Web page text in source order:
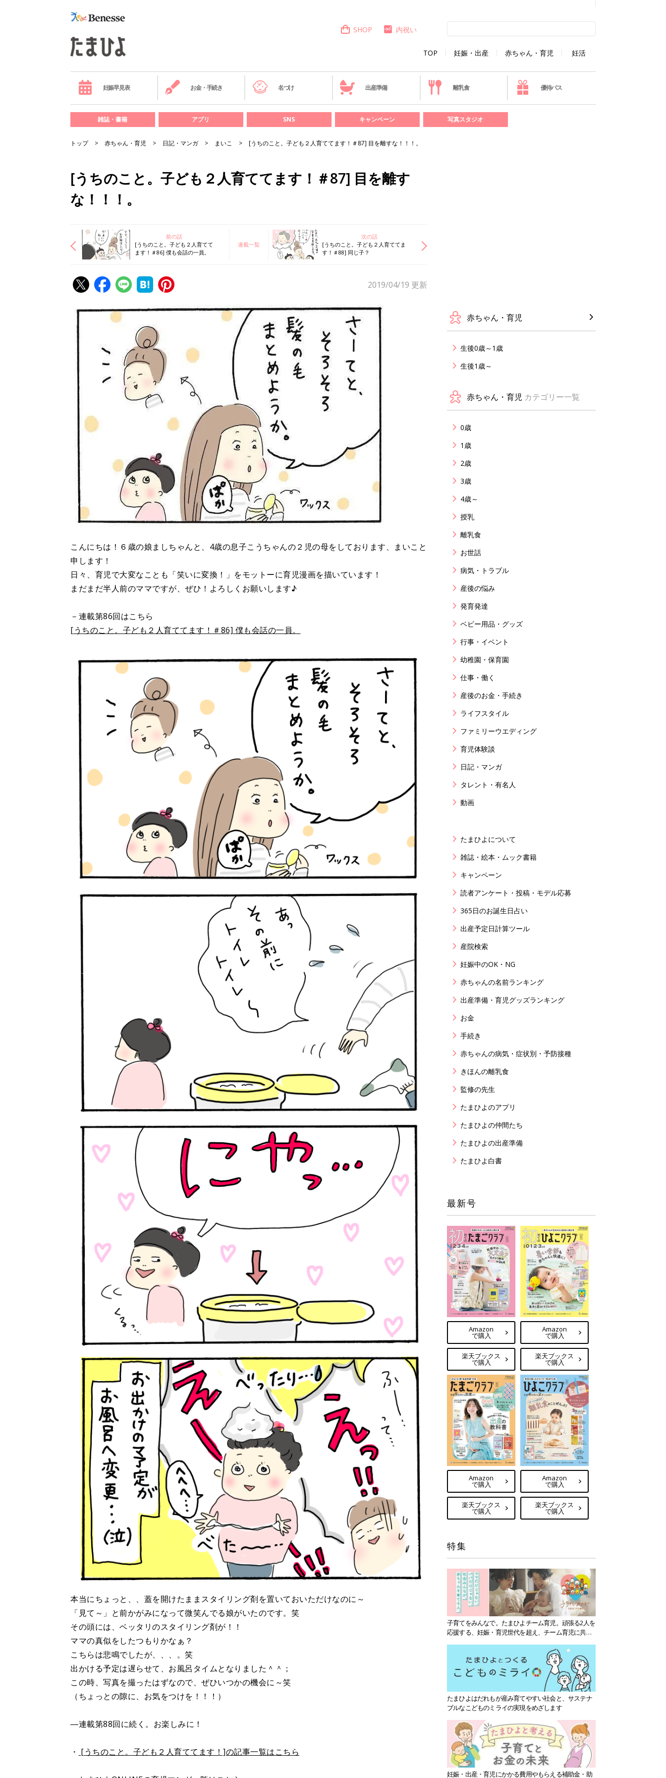
TOP 妊娠・出産 赤ちゃん・育児 妊活
SHOP 内祝い
妊娠早見表 お金・手続き 名づけ 出産準備 離乳食 優待パス
雑誌・書籍 アプリ SNS キャンペーン 写真スタジオ
トップ 赤ちゃん・育児 日記・マンガ まいこ [うちのこと。子ども２人育ててます！＃87] 目を離すな！！！。
[うちのこと。子ども２人育ててます！＃87] 目を離す
な！！！。
前の話
[うちのこと。子ども２人育てて
ます！＃86] 僕も会話の一員。
連載一覧
次の話
[うちのこと。子ども２人育ててま
す！＃88] 同じ子？
2019/04/19 更新
こんにちは！６歳の娘ましちゃんと、4歳の息子こうちゃんの２児の母をしております、まいこと
申します！
日々、育児で大変なことも「笑いに変換！」をモットーに育児漫画を描いています！
まだまだ半人前のママですが、ぜひ！よろしくお願いします♪
－連載第86回はこちら
[うちのこと。子ども２人育ててます！＃86] 僕も会話の一員。
本当にちょっと、、蓋を開けたままスタイリング剤を置いておいただけなのに～
「見て～」と前かがみになって微笑んでる娘がいたのです。笑
その頭には、ベッタリのスタイリング剤が！！
ママの真似をしたつもりかなぁ？
こちらは悲鳴でしたが、、、。笑
出かける予定は遅らせて、お風呂タイムとなりました＾＾；
この時、写真を撮ったはずなので、ぜひいつかの機会に～笑
（ちょっとの隙に、お気をつけを！！！）
―連載第88回に続く。お楽しみに！
・ [うちのこと。子ども２人育ててます！]の記事一覧はこちら
赤ちゃん・育児
生後0歳～1歳
生後1歳～
赤ちゃん・育児 カテゴリー一覧
0歳
1歳
2歳
3歳
4歳～
授乳
離乳食
お世話
病気・トラブル
産後の悩み
発育発達
ベビー用品・グッズ
行事・イベント
幼稚園・保育園
仕事・働く
産後のお金・手続き
ライフスタイル
ファミリーウエディング
育児体験談
日記・マンガ
タレント・有名人
動画
たまひよについて
雑誌・絵本・ムック書籍
キャンペーン
読者アンケート・投稿・モデル応募
365日のお誕生日占い
出産予定日計算ツール
産院検索
妊娠中のOK・NG
赤ちゃんの名前ランキング
出産準備・育児グッズランキング
お金
手続き
赤ちゃんの病気・症状別・予防接種
きほんの離乳食
監修の先生
たまひよのアプリ
たまひよの仲間たち
たまひよの出産準備
たまひよ白書
最新号
Amazon
で購入
楽天ブックス
で購入
Amazon
で購入
楽天ブックス
で購入
Amazon
で購入
楽天ブックス
で購入
Amazon
で購入
楽天ブックス
で購入
特集
子育てをみんなで。たまひよチーム育児。頑張る2人を
応援する、妊娠・育児世代を超え、チーム育児に共感
たまひよはだれもが産み育てやすい社会と、サステナ
ブルなこどものミライの実現をめざします
妊娠・出産・育児にかかる費用やもらえる補助金・助